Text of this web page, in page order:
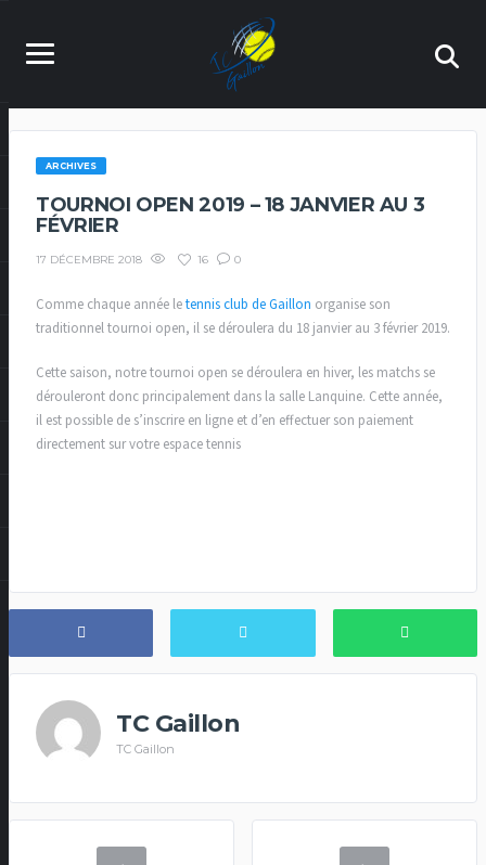
ARCHIVES
TOURNOI OPEN 2019 – 18 JANVIER AU 3
FÉVRIER
17 DÉCEMBRE 2018 16 0
Comme chaque année letennis club de Gaillon organise son
traditionnel tournoi open, il se déroulera du 18 janvier au 3 février 2019.
Cette saison, notre tournoi open se déroulera en hiver, les matchs se
dérouleront donc principalement dans la salle Lanquine. Cette année,
il est possible de s’inscrire en ligne et d’en effectuer son paiement
directement sur votre espace tennis
TC Gaillon
TC Gaillon